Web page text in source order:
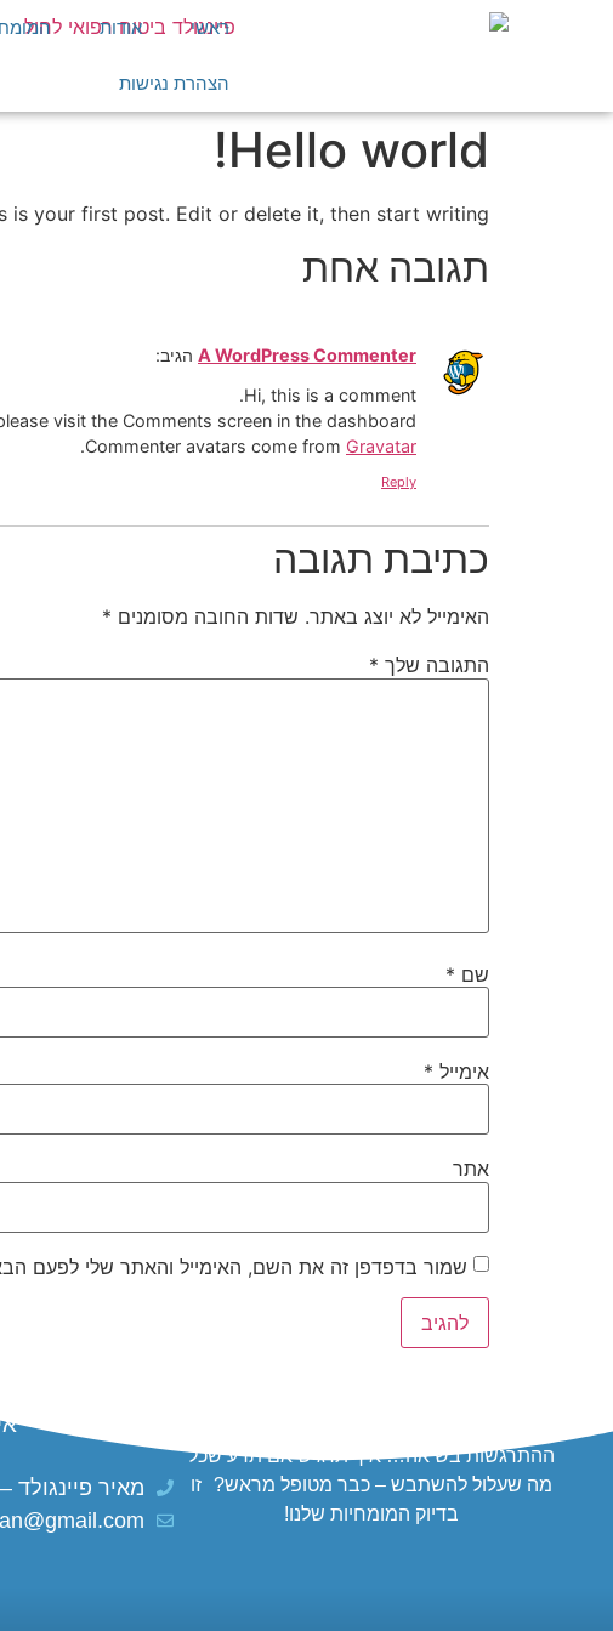
ראשי אודות
הצהרת נגישות
Hello world!
is your first post. Edit or delete it, then start writing!
תגובה אחת
A WordPress Commenter הגיב:
Hi, this is a comment.
visit the Comments screen in the dashboard.
Commenter avatars come from Gravatar
.
Reply
כתיבת תגובה
האימייל לא יוצג באתר. שדות החובה מסומנים *
התגובה שלך *
שם *
אימייל *
אתר
שמור בדפדפן זה את השם, האימייל והאתר שלי לפעם
ההתרגשות בשיאה… איך תרגיש אם תדע שכל
מה שעלול להשתבש – כבר מטופל מראש? זו
בדיוק המומחיות שלנו!
צור קשר
מאיר פיינגולד – 050-6568757